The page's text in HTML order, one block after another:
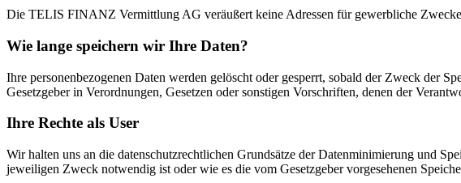
Die TELIS FINANZ Vermittlung AG veräußert keine Adressen für gewerbliche
Wie lange speichern wir Ihre Daten?
Ihre personenbezogenen Daten werden gelöscht oder gesperrt, sobald der Zweck der
Gesetzgeber in Verordnungen, Gesetzen oder sonstigen Vorschriften, denen der
Ihre Rechte als User
Wir halten uns an die datenschutzrechtlichen Grundsätze der Datenminimierung und
jeweiligen Zweck notwendig ist oder wie es die vom Gesetzgeber vorgesehenen